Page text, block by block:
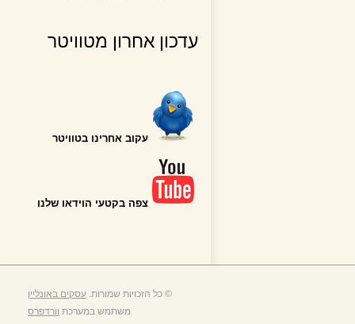
עדכון אחרון מטוויטר
עקוב אחרינו בטוויטר
צפה בקטעי הוידאו שלנו
© כל הזכויות שמורות.עסקים באונליין
משתמש במערכתוורדפרס